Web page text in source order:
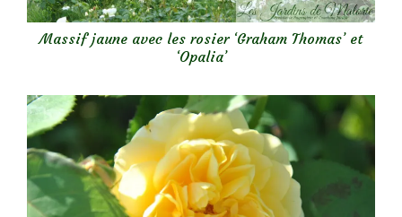
Massif jaune avec les rosier ‘Graham Thomas’ et
‘Opalia’